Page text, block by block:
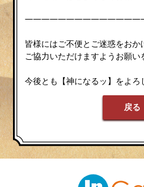
皆様にはご不便とご迷惑をおか
ご協力いただけますようお願い
今後とも【神になるッ】をよろ
戻る